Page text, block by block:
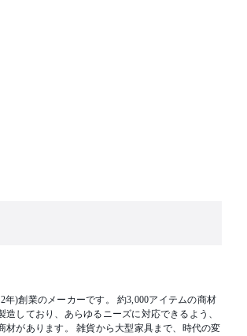
ーカーです。 約3,000アイテムの商材
造しており、あらゆるニーズに対応できるよう、
貨から大型家具まで、時代の変